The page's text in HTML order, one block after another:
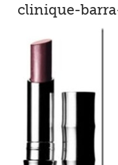
clinique-